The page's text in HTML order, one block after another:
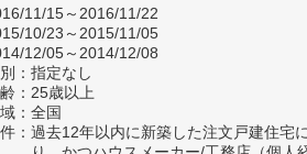
11/15～2016/11/22
10/23～2015/11/05
12/05～2014/12/08
：指定なし
：25歳以上
：全国
：過去12年以内に新築した注文戸建住宅